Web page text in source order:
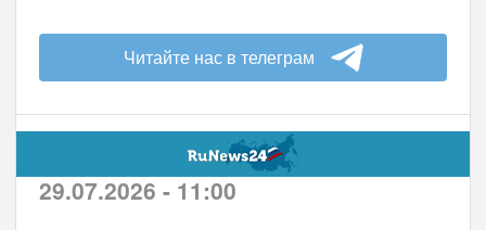
Читайте нас в телеграм
29.07.2026 - 11:00